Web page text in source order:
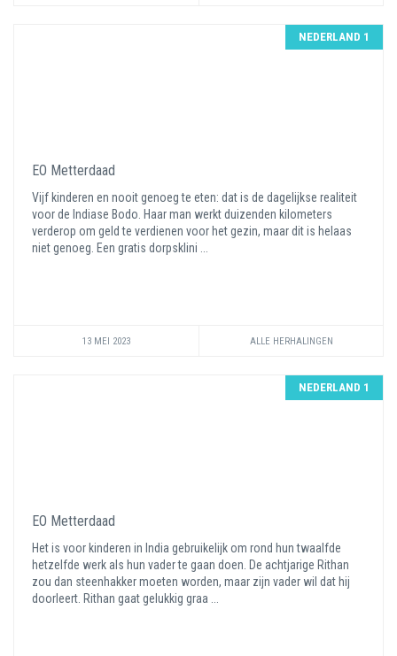
NEDERLAND 1
EO Metterdaad
Vijf kinderen en nooit genoeg te eten: dat is de dagelijkse realiteit
voor de Indiase Bodo. Haar man werkt duizenden kilometers
verderop om geld te verdienen voor het gezin, maar dit is helaas
niet genoeg. Een gratis dorpsklini ...
13 MEI 2023 ALLE HERHALINGEN
NEDERLAND 1
EO Metterdaad
Het is voor kinderen in India gebruikelijk om rond hun twaalfde
hetzelfde werk als hun vader te gaan doen. De achtjarige Rithan
zou dan steenhakker moeten worden, maar zijn vader wil dat hij
doorleert. Rithan gaat gelukkig graa ...